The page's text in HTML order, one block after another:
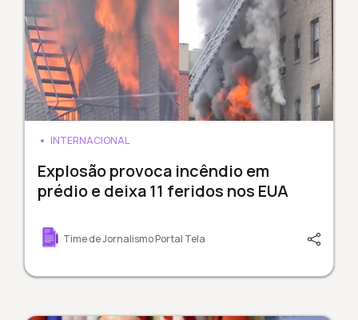
INTERNACIONAL
Explosão provoca incêndio em
prédio e deixa 11 feridos nos EUA
Time de Jornalismo Portal Tela